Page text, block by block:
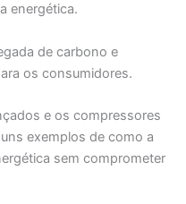
energética.
de carbono e
os consumidores.
e os compressores
exemplos de como a
sem comprometer